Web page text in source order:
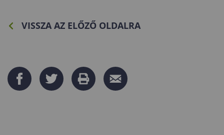
VISSZA AZ ELŐZŐ OLDALRA